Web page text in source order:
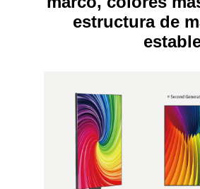
estructura de